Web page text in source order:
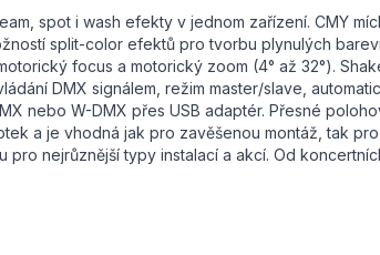
spot i wash efekty v jednom zařízení. CMY
split-color efektů pro tvorbu plynulých
focus a motorický zoom (4° až 32°).
DMX signálem, režim master/slave,
nebo W-DMX přes USB adaptér. Přesné
a je vhodná jak pro zavěšenou montáž, tak
nejrůznější typy instalací a akcí. Od